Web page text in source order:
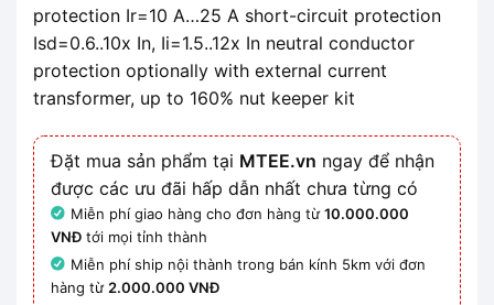
protection Ir=10 A…25 A short-circuit protection
Isd=0.6..10x In, Ii=1.5..12x In neutral conductor
protection optionally with external current
transformer, up to 160% nut keeper kit
Đặt mua sản phẩm tại MTEE.vn ngay để nhận
được các ưu đãi hấp dẫn nhất chưa từng có
Miễn phí giao hàng cho đơn hàng từ10.000.000
VNĐ tới mọi tỉnh thành
Miễn phí ship nội thành trong bán kính 5km với đơn
hàng từ2.000.000 VNĐ